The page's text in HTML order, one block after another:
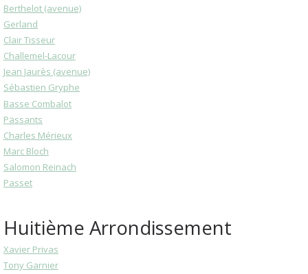
Berthelot (avenue)
Gerland
Clair Tisseur
Challemel-Lacour
Jean Jaurès (avenue)
Sébastien Gryphe
Basse Combalot
Pässants
Charles Mérieux
Marc Bloch
Salomon Reinach
Passet
Huitième Arrondissement
Xavier Privas
Tony Garnier